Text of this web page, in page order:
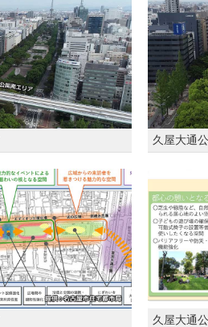
久屋大通
久屋大通